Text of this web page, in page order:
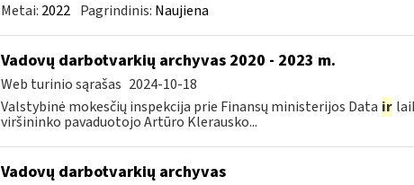
Metai: 2022 Pagrindinis: Naujiena
Vadovų darbotvarkių archyvas 2020 - 2023 m.
Web turinio sąrašas 2024-10-18
Valstybinė mokesčių inspekcija prie Finansų ministerijos Data ir
viršininko pavaduotojo Artūro Klerausko...
Vadovų darbotvarkių archyvas